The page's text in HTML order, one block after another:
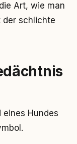
Art, wie man
der schlichte
Hundes